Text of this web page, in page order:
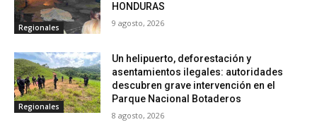
Regionales
HONDURAS
9 agosto, 2026
Regionales
Un helipuerto, deforestación y
asentamientos ilegales: autoridades
descubren grave intervención en el
Parque Nacional Botaderos
8 agosto, 2026